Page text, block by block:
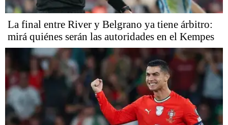
La final entre River y Belgrano ya tiene árbitro:
mirá quiénes serán las autoridades en el Kempes